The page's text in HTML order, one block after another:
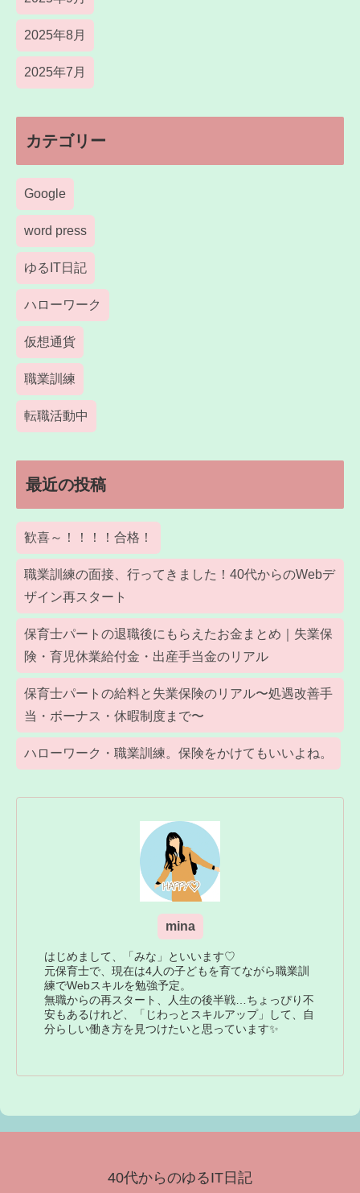
2025年8月
2025年7月
カテゴリー
Google
word press
ゆるIT日記
ハローワーク
仮想通貨
職業訓練
転職活動中
最近の投稿
歓喜～！！！！合格！
職業訓練の面接、行ってきました！40代からのWebデ
ザイン再スタート
保育士パートの退職後にもらえたお金まとめ｜失業保
険・育児休業給付金・出産手当金のリアル
保育士パートの給料と失業保険のリアル〜処遇改善手
当・ボーナス・休暇制度まで〜
ハローワーク・職業訓練。保険をかけてもいいよね。
mina
はじめまして、「みな」といいます♡
元保育士で、現在は4人の子どもを育てながら職業訓
練でWebスキルを勉強予定。
無職からの再スタート、人生の後半戦…ちょっぴり不
安もあるけれど、「じわっとスキルアップ」して、自
分らしい働き方を見つけたいと思っています✨
40代からのゆるIT日記